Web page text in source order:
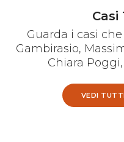
Guarda i casi
Gambirasio,
Chiara
VEDI